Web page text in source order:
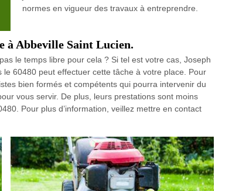
normes en vigueur des travaux à entreprendre.
à Abbeville Saint Lucien.
le temps libre pour cela ? Si tel est votre cas, Joseph
60480 peut effectuer cette tâche à votre place. Pour
bien formés et compétents qui pourra intervenir du
vous servir. De plus, leurs prestations sont moins
Pour plus d’information, veillez mettre en contact